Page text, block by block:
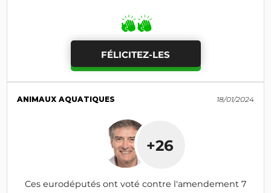
FÉLICITEZ-LES
ANIMAUX AQUATIQUES 18/01/2024
+26
Ces eurodéputés ont voté contre l'amendement 7